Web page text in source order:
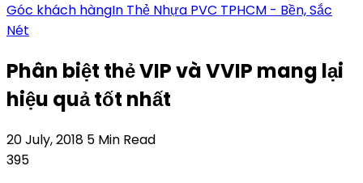
Góc khách hàngIn Thẻ Nhựa PVC TPHCM - Bền, Sắc
Nét
Phân biệt thẻ VIP và VVIP mang lại
hiệu quả tốt nhất
20 July, 2018 5 Min Read
395